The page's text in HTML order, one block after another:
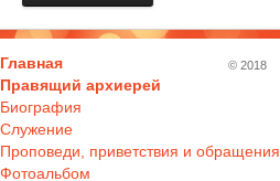
Главная
Правящий архиерей
Биография
Служение
Проповеди, приветствия и обращения
Фотоальбом
© 2018